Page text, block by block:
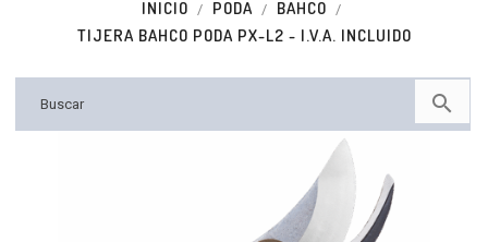
INICIO PODA
BAHCO
TIJERA BAHCO PODA PX-L2 - I.V.A. INCLUIDO
